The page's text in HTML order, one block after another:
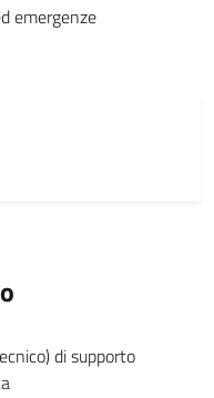
emergenze
di supporto